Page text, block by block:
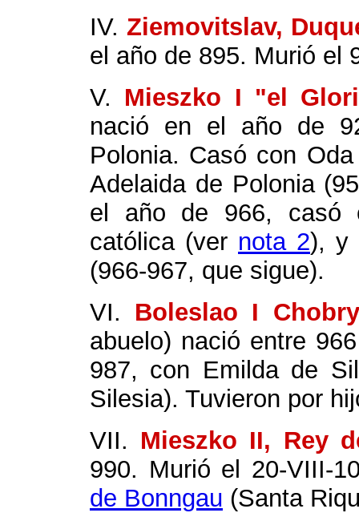
IV. Ziemovitslav,
el año de 895. Murió el
V. Mieszko I "el
nació en el año de
Polonia. Casó con
Adelaida de Polonia
el año de 966, casó
católica (ver nota 2), y
(966-967, que sigue).
VI. Boleslao I
abuelo) nació entre
987, con Emilda de
Silesia). Tuvieron por
VII. Mieszko II, Rey
990. Murió el 20-VIII-
de Bonngau (Santa